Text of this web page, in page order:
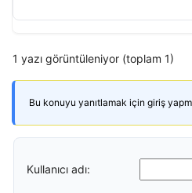
1 yazı görüntüleniyor (toplam 1)
Bu konuyu yanıtlamak için giriş
Kullanıcı adı: